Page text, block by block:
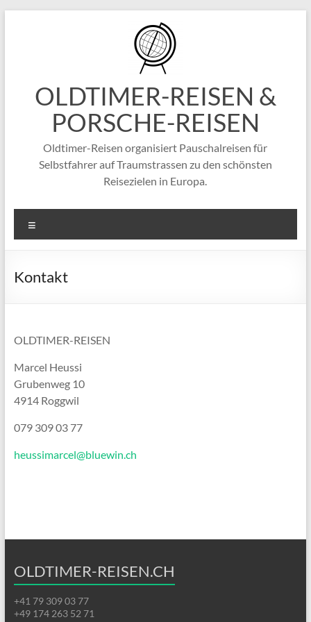
OLDTIMER-REISEN &
PORSCHE-REISEN
Oldtimer-Reisen organisiert Pauschalreisen für
Selbstfahrer auf Traumstrassen zu den schönsten
Reisezielen in Europa.
Kontakt
OLDTIMER-REISEN
Marcel Heussi
Grubenweg 10
4914 Roggwil
079 309 03 77
heussimarcel@bluewin.ch
OLDTIMER-REISEN.CH
+41 79 309 03 77
+49 174 263 52 71